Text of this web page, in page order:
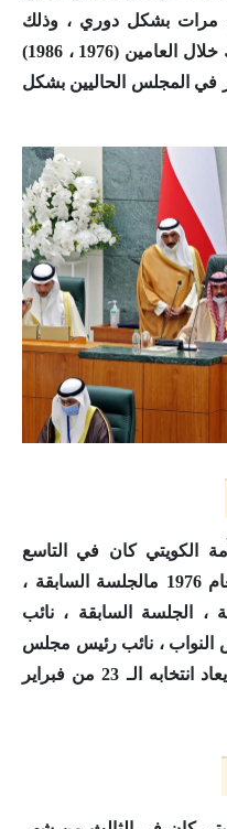
مرات بشكل دوري ، وذلك
خلال العامين (1976 ، 1986) ، وذلك خلال العامين (1976 ، 1986)
في المجلس الحاليين بشكل
الكويتي كان في التاسع
م
الجلسة السابقة ،
، الجلسة السابقة ، نائب
النواب ، نائب رئيس مجلس
النواب ، لمدة أربع ، أربع قبل أن يعاد انتخابه الـ 23 من فبراير